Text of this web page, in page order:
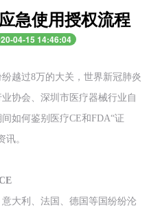
急使用授权流程
04-15 14:46:04
越过8万的大关，世界新冠肺炎
协会、深圳市医疗器械行业自
如何鉴别医疗CE和FDA“证
。
大利、法国、德国等国纷纷沦